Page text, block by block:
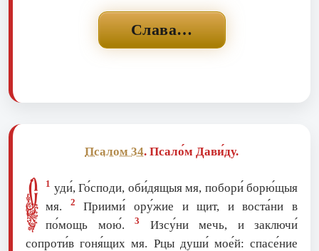
Слава…
Псалом 34. Псало́м Дави́ду.
1
С
уди́, Го́споди, оби́дящыя мя, побори́ борю́щыя
мя.
2
Приими́ ору́жие и щит, и воста́ни в
по́мощь мою́.
3
Изсу́ни мечь, и заключи́
сопроти́в гоня́щих мя. Рцы души́ мое́й: спасе́ние